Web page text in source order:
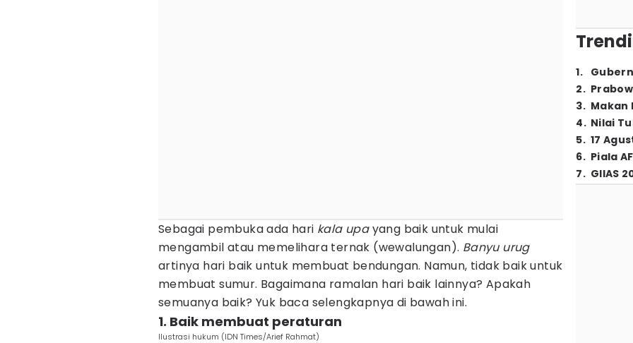
Sebagai pembuka ada hari kala upayang baik untuk mulai
mengambil atau memelihara ternak (wewalungan). Banyu urug
artinya hari baik untuk membuat bendungan. Namun, tidak baik untuk
membuat sumur. Bagaimana ramalan hari baik lainnya? Apakah
semuanya baik? Yuk baca selengkapnya di bawah ini.
1. Baik membuat peraturan
Ilustrasi hukum (IDN Times/Arief Rahmat)
1.
2.
3. Makan
4. Nilai
5. 17
6. Piala
7. GIIAS